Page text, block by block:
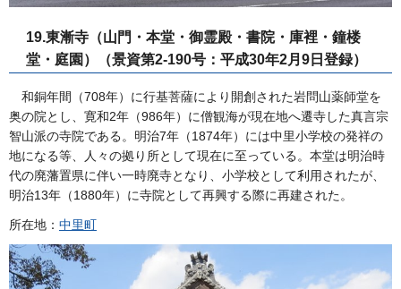
19.東漸寺（山門・本堂・御霊殿・書院・庫裡・鐘楼
堂・庭園）（景資第2-190号：平成30年2月9日登録）
和銅年間（708年）に行基菩薩により開創された岩問山薬師堂を
奥の院とし、寛和2年（986年）に僧観海が現在地へ遷寺した真言宗
智山派の寺院である。明治7年（1874年）には中里小学校の発祥の
地になる等、人々の拠り所として現在に至っている。本堂は明治時
代の廃藩置県に伴い一時廃寺となり、小学校として利用されたが、
明治13年（1880年）に寺院として再興する際に再建された。
所在地： 中里町